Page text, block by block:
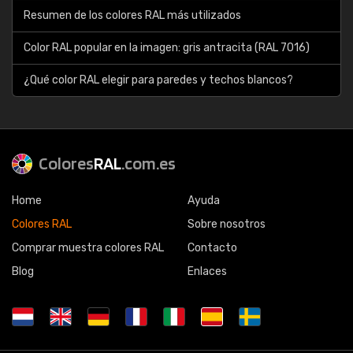
Resumen de los colores RAL más utilizados
Color RAL popular en la imagen: gris antracita (RAL 7016)
¿Qué color RAL elegir para paredes y techos blancos?
ColoresRAL.com.es
Home
Colores RAL
Comprar muestra colores RAL
Blog
Ayuda
Sobre nosotros
Contacto
Enlaces